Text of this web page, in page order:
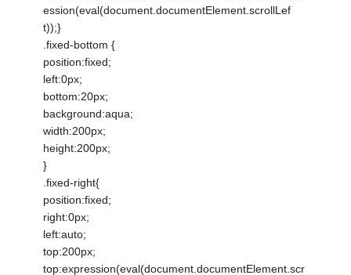
ession(eval(document.documentElement.scrollLef
t));}
.fixed-bottom {
position:fixed;
left:0px;
bottom:20px;
background:aqua;
width:200px;
height:200px;
}
.fixed-right{
position:fixed;
right:0px;
left:auto;
top:200px;
top:expression(eval(document.documentElement.scr